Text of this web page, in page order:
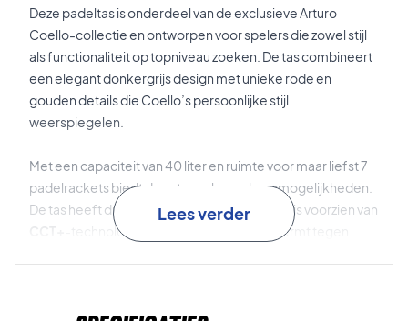
Deze padeltas is onderdeel van de exclusieve Arturo
Coello-collectie en ontworpen voor spelers die zowel stijl
als functionaliteit op topniveau zoeken. De tas combineert
een elegant donkergrijs design met unieke rode en
gouden details die Coello’s persoonlijke stijl
weerspiegelen.
Met een capaciteit van 40 liter en ruimte voor maar liefst 7
padelrackets biedt deze tas volop opbergmogelijkheden.
De tas heeft drie hoofdvakken, waarvan één is voorzien van
-technologie die jouw rackets beschermt tegen
Lees verder